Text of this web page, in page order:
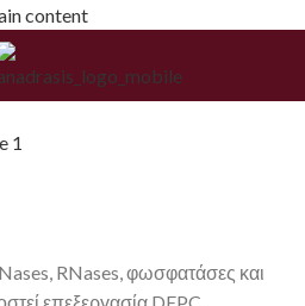
content
/Μοριακής Βιολογίας
RNases, φωσφατάσες και